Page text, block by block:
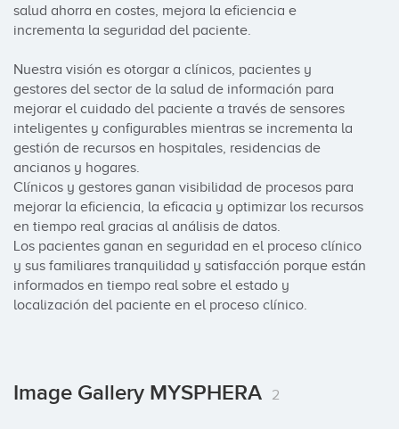
salud ahorra en costes, mejora la eficiencia e
incrementa la seguridad del paciente.
Nuestra visión es otorgar a clínicos, pacientes y
gestores del sector de la salud de información para
mejorar el cuidado del paciente a través de sensores
inteligentes y configurables mientras se incrementa la
gestión de recursos en hospitales, residencias de
ancianos y hogares.
Clínicos y gestores ganan visibilidad de procesos para
mejorar la eficiencia, la eficacia y optimizar los recursos
en tiempo real gracias al análisis de datos.
Los pacientes ganan en seguridad en el proceso clínico
y sus familiares tranquilidad y satisfacción porque están
informados en tiempo real sobre el estado y
localización del paciente en el proceso clínico.
Image Gallery MYSPHERA 2